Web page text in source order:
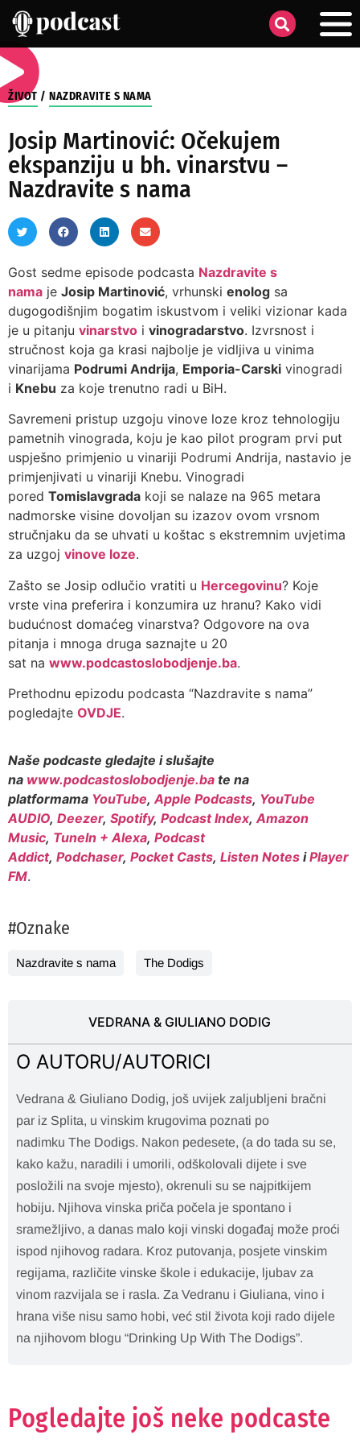
ŽIVOT / NAZDRAVITE S NAMA
Josip Martinović: Očekujem
ekspanziju u bh. vinarstvu –
Nazdravite s nama
Gost sedme episode podcasta Nazdravite s
nama je Josip Martinović, vrhunski enolog sa
dugogodišnjim bogatim iskustvom i veliki vizionar kada
je u pitanju vinarstvo i vinogradarstvo. Izvrsnost i
stručnost koja ga krasi najbolje je vidljiva u vinima
vinarijama Podrumi Andrija, Emporia-Carski vinogradi
i Knebu za koje trenutno radi u BiH.
Savremeni pristup uzgoju vinove loze kroz tehnologiju
pametnih vinograda, koju je kao pilot program prvi put
uspješno primjenio u vinariji Podrumi Andrija, nastavio je
primjenjivati u vinariji Knebu. Vinogradi
pored Tomislavgrada koji se nalaze na 965 metara
nadmorske visine dovoljan su izazov ovom vrsnom
stručnjaku da se uhvati u koštac s ekstremnim uvjetima
za uzgoj vinove loze.
Zašto se Josip odlučio vratiti u Hercegovinu? Koje
vrste vina preferira i konzumira uz hranu? Kako vidi
budućnost domaćeg vinarstva? Odgovore na ova
pitanja i mnoga druga saznajte u 20
sat na www.podcastoslobodjenje.ba.
Prethodnu epizodu podcasta “Nazdravite s nama”
pogledajte OVDJE.
Naše podcaste gledajte i slušajte
na www.podcastoslobodjenje.ba te na
platformama YouTube, Apple Podcasts, YouTube
AUDIO, Deezer, Spotify, Podcast Index, Amazon
Music, TuneIn + Alexa, Podcast
Addict, Podchaser, Pocket Casts, Listen Notes iPlayer
FM.
#Oznake
Nazdravite s nama The Dodigs
VEDRANA & GIULIANO DODIG
O AUTORU/AUTORICI
Vedrana & Giuliano Dodig, još uvijek zaljubljeni bračni
par iz Splita, u vinskim krugovima poznati po
nadimku The Dodigs. Nakon pedesete, (a do tada su se,
kako kažu, naradili i umorili, odškolovali dijete i sve
posložili na svoje mjesto), okrenuli su se najpitkijem
hobiju. Njihova vinska priča počela je spontano i
sramežljivo, a danas malo koji vinski događaj može proći
ispod njihovog radara. Kroz putovanja, posjete vinskim
regijama, različite vinske škole i edukacije, ljubav za
vinom razvijala se i rasla. Za Vedranu i Giuliana, vino i
hrana više nisu samo hobi, već stil života koji rado dijele
na njihovom blogu “Drinking Up With The Dodigs”.
Pogledajte još neke podcaste